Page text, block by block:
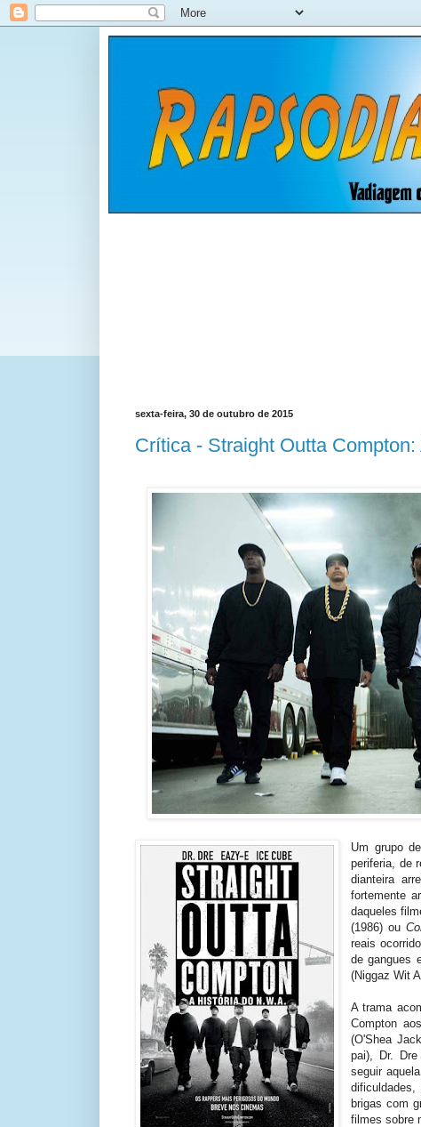
sexta-feira, 30 de outubro de 2015
Crítica - Straight Outta
Um grupo
periferia, de
dianteira
fortemente
daqueles
(1986) ou
reais
de gangues
(Niggaz Wit
A trama
Compton
(O'Shea
pai), Dr.
seguir
brigas com
filmes sobre